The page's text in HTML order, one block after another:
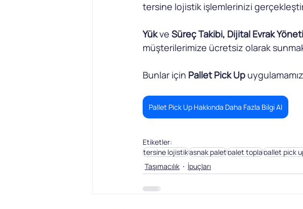
tersine lojistik işlemlerinizi
Yük ve Süreç Takibi, Dijital Evrak
müşterilerimize ücretsiz olarak
Bunlar için Pallet Pick Up
Pallet Pick Up Hakkında Daha Fazla Bilgi Al
Etiketler:
tersine lojistikasnak paletpalet toplapallet pick
Taşımacılık
İpuçları